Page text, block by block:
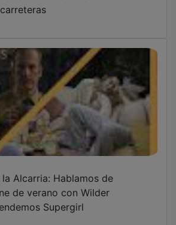
de Guadalajara, ahora en 3D
Artificial